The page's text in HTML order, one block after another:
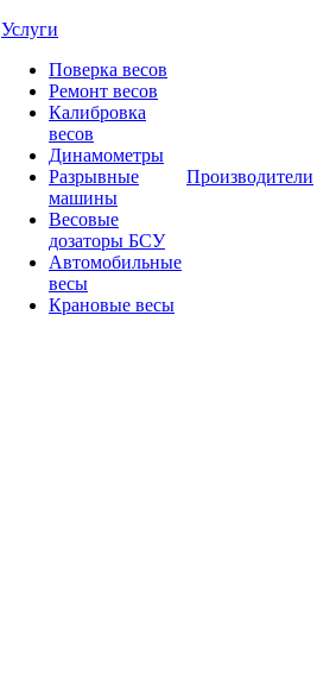
Услуги
Поверка весов
Ремонт весов
Калибровка
весов
Динамометры
Разрывные
машины
Весовые
дозаторы БСУ
Автомобильные
весы
Крановые весы
Производители